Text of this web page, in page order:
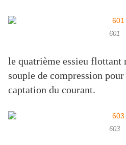
601
le quatrième essieu flottant
souple de compression
captation du courant.
603